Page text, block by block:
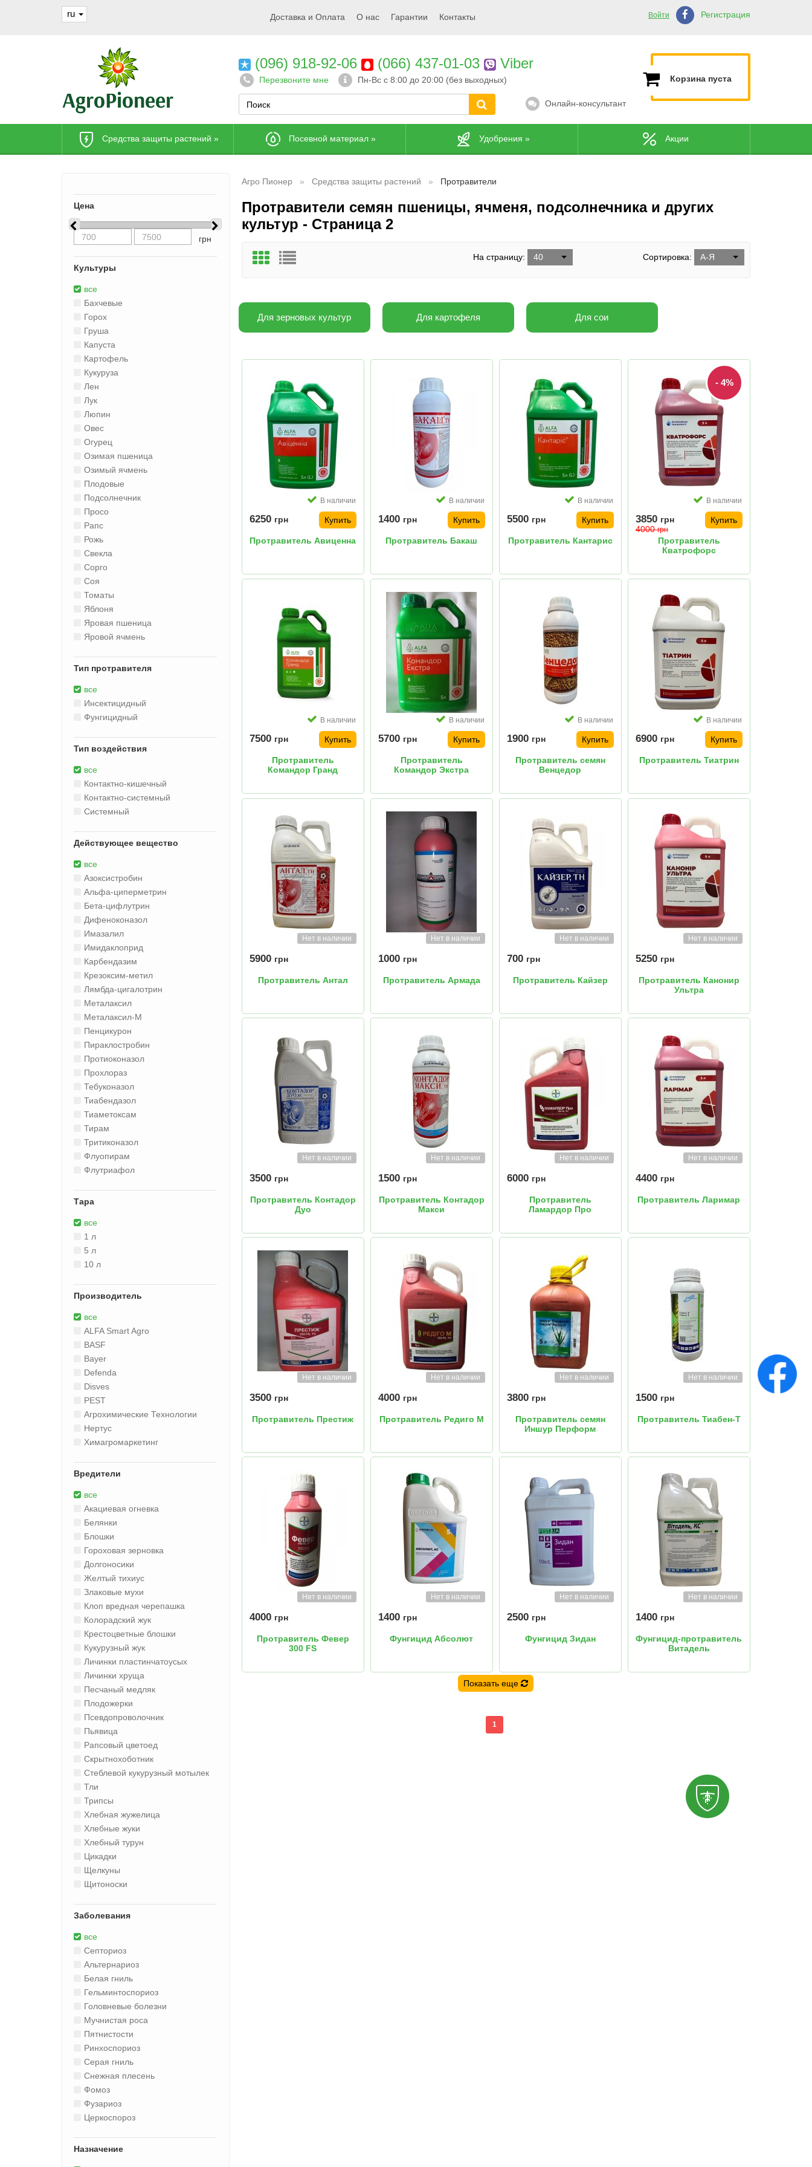
ru Войти Регистрация
Доставка и Оплата О нас Гарантии Контакты
(096) 918-92-06 (066) 437-01-03 Viber
Перезвоните мне Пн-Вс с 8:00 до 20:00 (без выходных)
Онлайн-консультант
Корзина пуста
Средства защиты растений » Посевной материал » Удобрения » Акции
Агро Пионер Средства защиты растений Протравители
Протравители семян пшеницы, ячменя, подсолнечника и других
культур - Страница 2
На страницу: 40 Сортировка: А-Я
Для зерновых культур Для картофеля Для сои
В наличии
6250 грн Купить
Протравитель Авиценна
В наличии
1400 грн Купить
Протравитель Бакаш
В наличии
5500 грн Купить
Протравитель Кантарис
- 4%
В наличии
3850 грн
4000грн
Купить
Протравитель
Кватрофорс
В наличии
7500 грн Купить
Протравитель
Командор Гранд
В наличии
5700 грн Купить
Протравитель
Командор Экстра
В наличии
1900 грн Купить
Протравитель семян
Венцедор
В наличии
6900 грн Купить
Протравитель Тиатрин
Нет в наличии
5900 грн
Протравитель Антал
Нет в наличии
1000 грн
Протравитель Армада
Нет в наличии
700 грн
Протравитель Кайзер
Нет в наличии
5250 грн
Протравитель Канонир
Ультра
Нет в наличии
3500 грн
Протравитель Контадор
Дуо
Нет в наличии
1500 грн
Протравитель Контадор
Макси
Нет в наличии
6000 грн
Протравитель
Ламардор Про
Нет в наличии
4400 грн
Протравитель Ларимар
Нет в наличии
3500 грн
Протравитель Престиж
Нет в наличии
4000 грн
Протравитель Редиго М
Нет в наличии
3800 грн
Протравитель семян
Иншур Перформ
Нет в наличии
1500 грн
Протравитель Тиабен-Т
Нет в наличии
4000 грн
Протравитель Февер
300 FS
Нет в наличии
1400 грн
Фунгицид Абсолют
Нет в наличии
2500 грн
Фунгицид Зидан
Нет в наличии
1400 грн
Фунгицид-протравитель
Витадель
Показать еще
1
Цена
грн
Культуры
все
Бахчевые
Горох
Груша
Капуста
Картофель
Кукуруза
Лен
Лук
Люпин
Овес
Огурец
Озимая пшеница
Озимый ячмень
Плодовые
Подсолнечник
Просо
Рапс
Рожь
Свекла
Сорго
Соя
Томаты
Яблоня
Яровая пшеница
Яровой ячмень
Тип протравителя
все
Инсектицидный
Фунгицидный
Тип воздействия
все
Контактно-кишечный
Контактно-системный
Системный
Действующее вещество
все
Азоксистробин
Альфа-циперметрин
Бета-цифлутрин
Дифеноконазол
Имазалил
Имидаклоприд
Карбендазим
Крезоксим-метил
Лямбда-цигалотрин
Металаксил
Металаксил-М
Пенцикурон
Пираклостробин
Протиоконазол
Прохлораз
Тебуконазол
Тиабендазол
Тиаметоксам
Тирам
Тритиконазол
Флуопирам
Флутриафол
Тара
все
1 л
5 л
10 л
Производитель
все
ALFA Smart Agro
BASF
Bayer
Defenda
Disves
PEST
Агрохимические Технологии
Нертус
Химагромаркетинг
Вредители
все
Акациевая огневка
Белянки
Блошки
Гороховая зерновка
Долгоносики
Желтый тихиус
Злаковые мухи
Клоп вредная черепашка
Колорадский жук
Крестоцветные блошки
Кукурузный жук
Личинки пластинчатоусых
Личинки хруща
Пеcчaный медляк
Плодожерки
Псевдопроволочник
Пьявица
Рапсовый цветоед
Скрытнохоботник
Стеблевой кукурузный мотылек
Тли
Трипсы
Хлебная жужелица
Хлебные жуки
Хлебный турун
Цикадки
Щелкуны
Щитоноски
Заболевания
все
Ceптopиoз
Альтернариоз
Белая гниль
Гельминтоспориоз
Головневые болезни
Мучнистая роса
Пятнистости
Ринхоспориоз
Серая гниль
Снежная плесень
Фомоз
Фузариоз
Церкоспороз
Назначение